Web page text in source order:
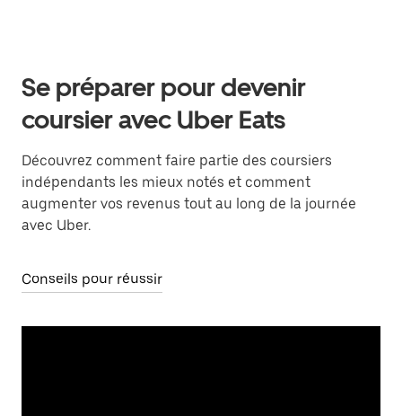
Se préparer pour devenir
coursier avec Uber Eats
Découvrez comment faire partie des coursiers
indépendants les mieux notés et comment
augmenter vos revenus tout au long de la journée
avec Uber.
Conseils pour réussir